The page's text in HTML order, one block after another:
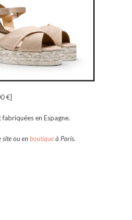
€]
en Espagne.
site ou enboutiqueà Paris.